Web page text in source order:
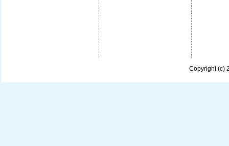
Copyright (c)